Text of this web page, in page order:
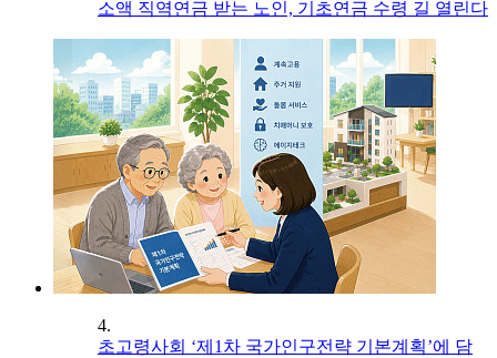
소액 직역연금 받는 노인, 기초연금 수령 길 열린다
4.
초고령사회 ‘제1차 국가인구전략 기본계획’에 담